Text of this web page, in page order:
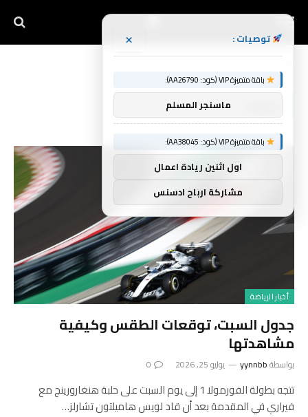
أخبار الرياضة
جدول السبت، توقعات الطقس وكيفية
مشاهدتها
بواسطةyynnbb يوليو 25, 2026 0
تتجه بطولة الفورمولا 1 إلى يوم السبت على حلبة هنغارورينج مع
فيراري في المقدمة بعد أن قاد لويس هاميلتون تشارلز…
توصيات : ×
باقة متميزة VIP (كود: AA26790):
ماسنجر المسلم
باقة متميزة VIP (كود: AA38045):
اول اثنين ريادة اعمال
مشاركة ارباح ادسنس